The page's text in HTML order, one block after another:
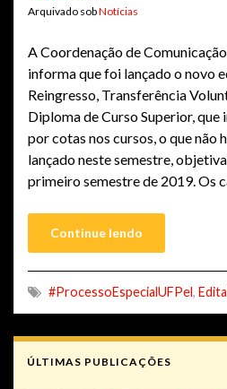
Arquivado sobNotícias
A Coordenação de
informa que foi lançado o novo
Reingresso, Transferência
Diploma de Curso Superior, que
por cotas nos cursos, o que não
lançado neste semestre,
primeiro semestre de 2019. Os
Continue lendo
#ProcessoEspecialUFPel,
ÚLTIMAS PUBLICAÇÕES